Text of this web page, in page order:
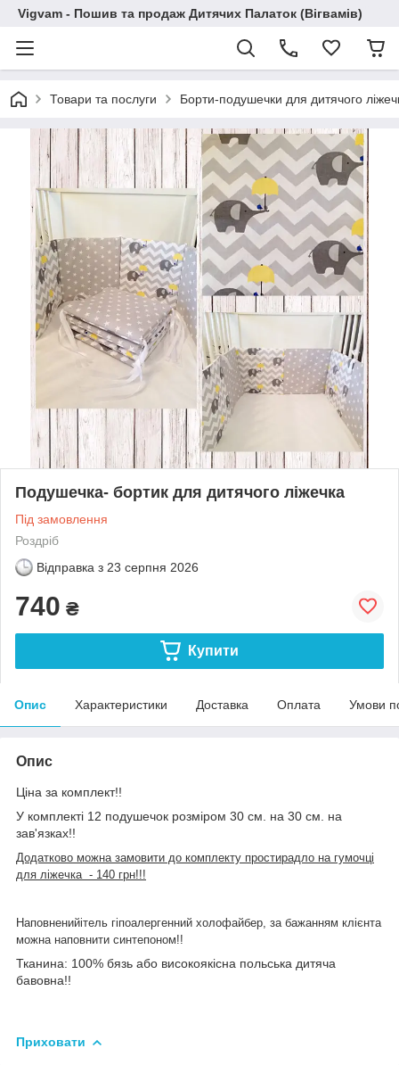
Vigvam - Пошив та продаж Дитячих Палаток (Вігвамів)
Товари та послуги Борти-подушечки для дитячого
Подушечка- бортик для дитячого ліжечка
Під замовлення
Роздріб
Відправка з 23 серпня 2026
740 ₴
Купити
Опис Характеристики Доставка Оплата Умови
Опис
Ціна за комплект!!
У комплекті 12 подушечок розміром 30 см. на 30 см. на
зав'язках!!
Додатково можна замовити до комплекту простирадло на гумочці
для ліжечка - 140 грн!!!
Наповненийітель гіпоалергенний холофайбер, за бажанням клієнта
можна наповнити синтепоном!!
Тканина: 100% бязь або високоякісна польська дитяча
бавовна!!
Приховати